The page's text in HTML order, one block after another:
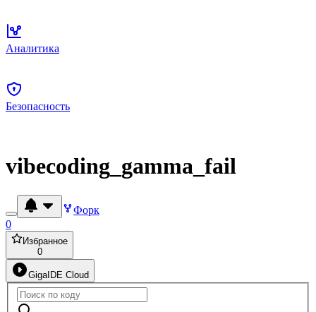
Аналитика
Безопасность
vibecoding_gamma_fail
Форк
0
Избранное
0
GigaIDE Cloud